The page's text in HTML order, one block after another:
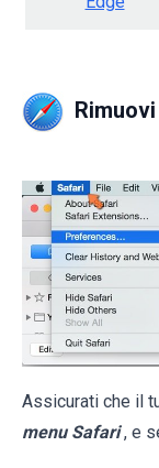
Assicurati che il
menu Safari , e